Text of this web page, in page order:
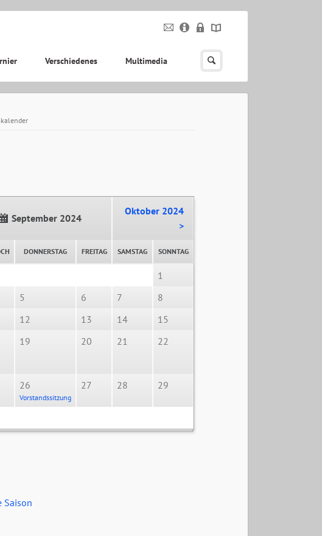
Verschiedenes Multimedia
September 2024
Oktober 2024
>
DONNERSTAG FREITAG SAMSTAG SONNTAG
1
5 6 7
8
12 13 14
15
19 20 21 22
26
Vorstandssitzung
27 28 29
Saison